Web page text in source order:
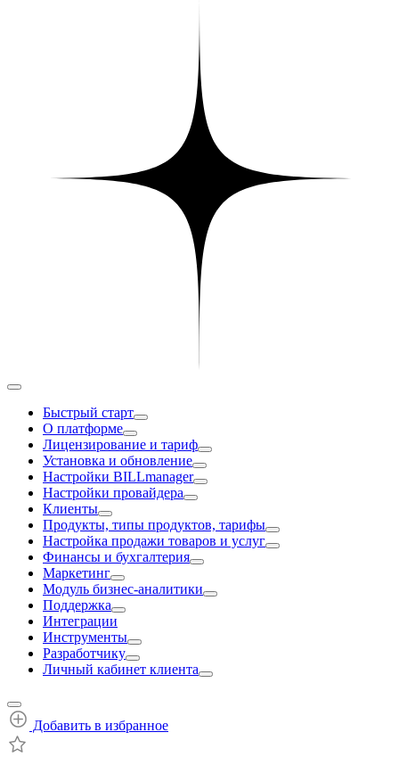
Быстрый старт
О платформе
Лицензирование и тариф
Установка и обновление
Настройки BILLmanager
Настройки провайдера
Клиенты
Продукты, типы продуктов, тарифы
Настройка продажи товаров и услуг
Финансы и бухгалтерия
Маркетинг
Модуль бизнес-аналитики
Поддержка
Интеграции
Инструменты
Разработчику
Личный кабинет клиента
Добавить в избранное